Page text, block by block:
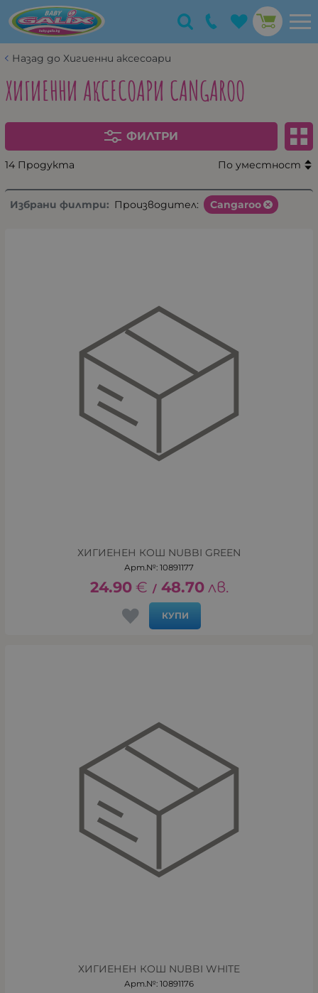
Назад до Хигиенни аксесоари
ХИГИЕННИ АКСЕСОАРИ CANGAROO
ФИЛТРИ
14 Продукта По уместност
Избрани филтри: Производител: Cangaroo
ХИГИЕНЕН КОШ NUBBI GREEN
Арт.№: 10891177
24.90 € / 48.70 лв.
КУПИ
ХИГИЕНЕН КОШ NUBBI WHITE
Арт.№: 10891176